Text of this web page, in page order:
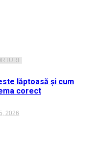
lăptoasă și cum
corect
2026